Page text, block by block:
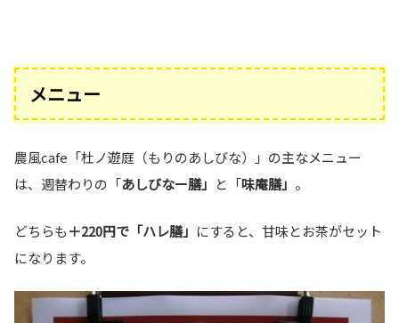
メニュー
農風cafe「杜ノ遊庭（もりのあしびな）」の主なメニュー
は、週替わりの「あしびなー膳」 と「味庵膳」 。
どちらも＋220円で「ハレ膳」 にすると、甘味とお茶がセット
になります。